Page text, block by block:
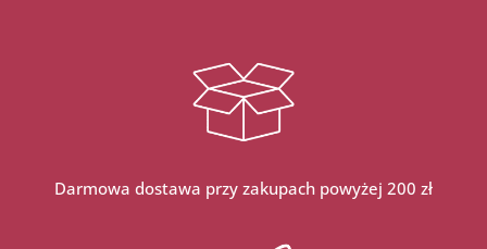
Darmowa dostawa przy zakupach powyżej 200 zł